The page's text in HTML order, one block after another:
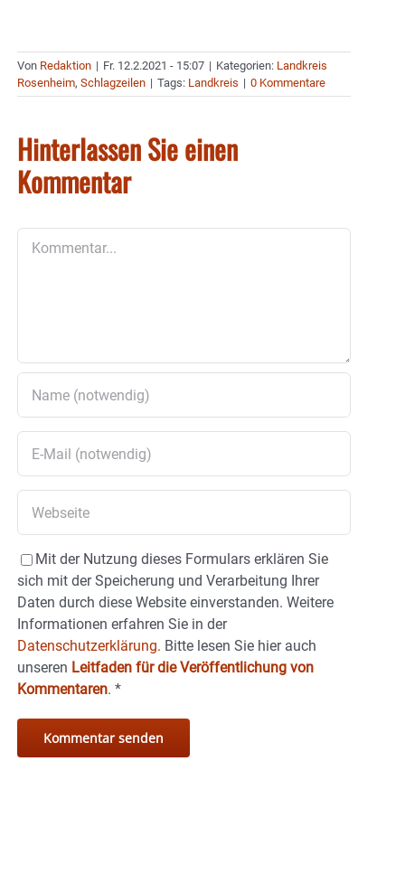
Von Redaktion | Fr. 12.2.2021 - 15:07 | Kategorien: Landkreis
Rosenheim, Schlagzeilen | Tags: Landkreis | 0 Kommentare
Hinterlassen Sie einen
Kommentar
Mit der Nutzung dieses Formulars erklären Sie
sich mit der Speicherung und Verarbeitung Ihrer
Daten durch diese Website einverstanden. Weitere
Informationen erfahren Sie in der
Datenschutzerklärung. Bitte lesen Sie hier auch
unseren Leitfaden für die Veröffentlichung von
Kommentaren. *